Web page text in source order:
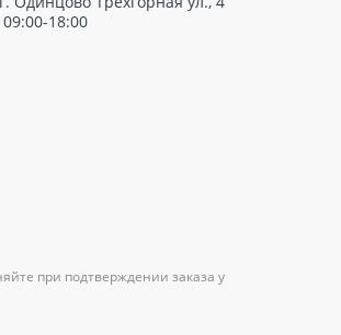
18:00
при подтверждении заказа у